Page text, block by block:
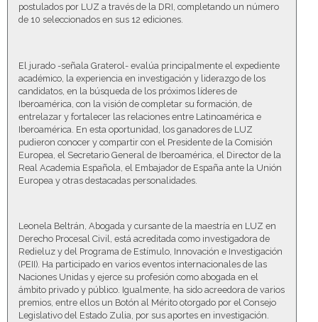
postulados por LUZ a través de la DRI, completando un número
de 10 seleccionados en sus 12 ediciones.
El jurado -señala Graterol- evalúa principalmente el expediente
académico, la experiencia en investigación y liderazgo de los
candidatos, en la búsqueda de los próximos líderes de
Iberoamérica, con la visión de completar su formación, de
entrelazar y fortalecer las relaciones entre Latinoamérica e
Iberoamérica. En esta oportunidad, los ganadores de LUZ
pudieron conocer y compartir con el Presidente de la Comisión
Europea, el Secretario General de Iberoamérica, el Director de la
Real Academia Española, el Embajador de España ante la Unión
Europea y otras destacadas personalidades.
Leonela Beltrán, Abogada y cursante de la maestría en LUZ en
Derecho Procesal Civil, está acreditada como investigadora de
Redieluz y del Programa de Estímulo, Innovación e Investigación
(PEII). Ha participado en varios eventos internacionales de las
Naciones Unidas y ejerce su profesión como abogada en el
ámbito privado y público. Igualmente, ha sido acreedora de varios
premios, entre ellos un Botón al Mérito otorgado por el Consejo
Legislativo del Estado Zulia, por sus aportes en investigación.